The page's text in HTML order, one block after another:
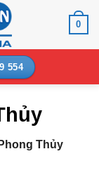
0
554
Thủy